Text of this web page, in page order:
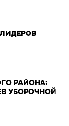
РАЙОНА:
УБОРОЧНОЙ